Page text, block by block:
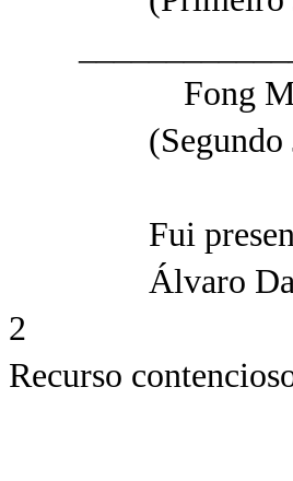
Fong Man
(Segundo
Fui
Álvaro Dantas
2
Recurso